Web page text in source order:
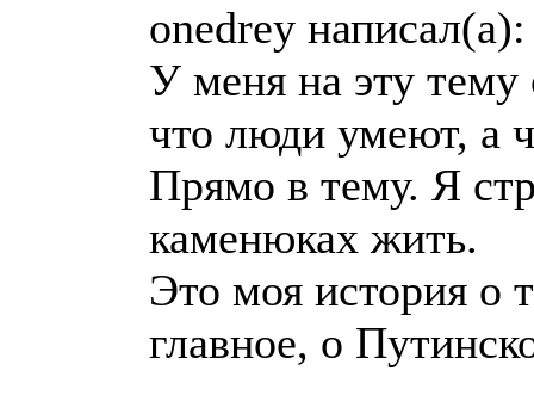
onedrey написал(а):
У меня на эту
что люди умеют, а
Прямо в тему. Я
каменюках жить.
Это моя история о
главное, о